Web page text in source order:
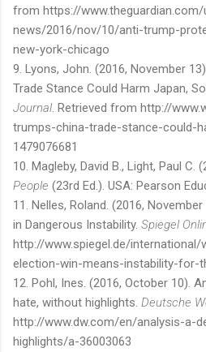
from https://
news/2016/nov/10/anti-trump-
new-york-chicago
9. Lyons, John. (2016, November
Trade Stance Could Harm Japan,
Journal. Retrieved from http://
trumps-china-trade-stance-could-
1479076681
10. Magleby, David B., Light, Paul C.
People (23rd Ed.). USA: Pearson
11. Nelles, Roland. (2016,
in Dangerous Instability. Spiegel
http://www.spiegel.de/
election-win-means-instability-for-
12. Pohl, Ines. (2016, October 10).
hate, without highlights. Deutsche
http://www.dw.com/en/analysis-a-
highlights/a-36003063